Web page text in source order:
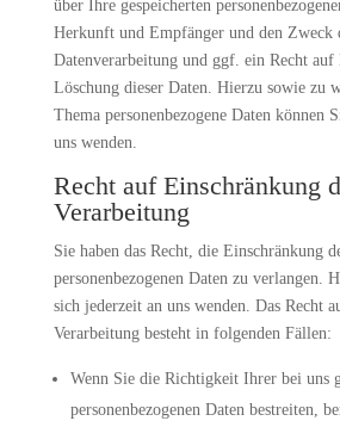
über Ihre gespeicherten
Herkunft und Empfänger und den Zweck
Datenverarbeitung und ggf. ein Recht
Löschung dieser Daten. Hierzu sowie zu
Thema personenbezogene Daten können
uns wenden.
Recht auf Einschränkung
Verarbeitung
Sie haben das Recht, die Einschränkung
personenbezogenen Daten zu verlangen.
sich jederzeit an uns wenden. Das Recht
Verarbeitung besteht in folgenden Fällen:
Wenn Sie die Richtigkeit Ihrer bei uns
personenbezogenen Daten bestreiten,